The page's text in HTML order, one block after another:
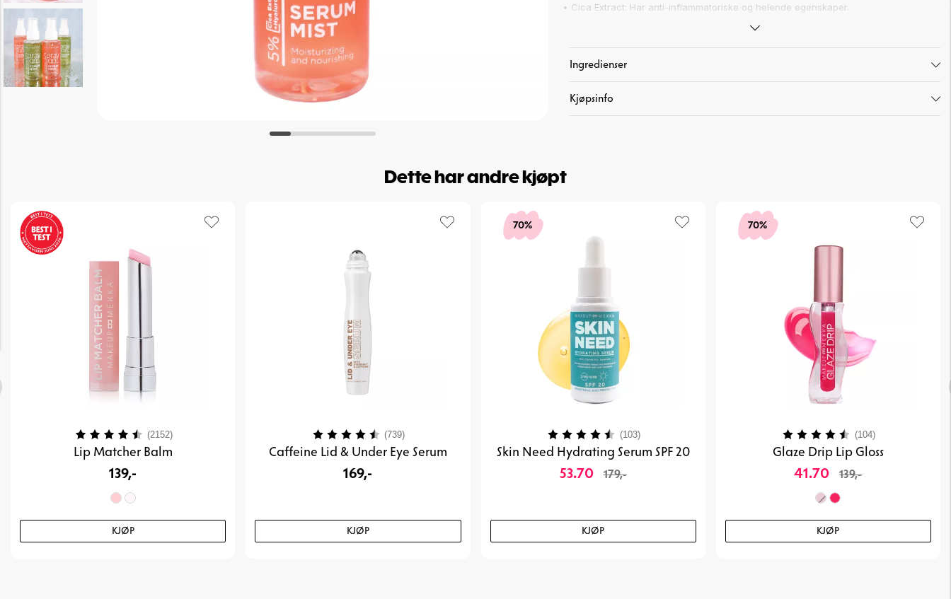
• Cica Extract: Har anti-inflammatoriske og helende egenskaper.
• Hyaluronic Acid: En fuktighetsgivende ingrediens som har en mykgjørende og
Finnes også i variantenSpray On Serum Mist - Green Tea.
Ingredienser
Kjøpsinfo
Dette har andre kjøpt
Lip Matcher Balm
139,-
KJØP
Karakter: (2152)4.4 av 5 mulige
Caffeine Lid & Under Eye Serum
169,-
KJØP
Karakter: (739)
70%
Skin Need Hydrating Serum SPF 20
53.70 179,-
KJØP
Karakter: (103)4.1 av 5 mulige
70%
Glaze Drip Lip Gloss
41.70 139,-
KJØP
Karakter: (104)4.3 av 5 mulige